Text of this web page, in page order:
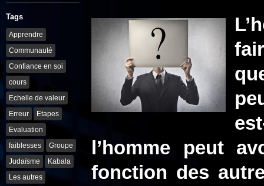
Tags
Apprendre
Communauté
Confiance en soi
cours
Echelle de valeur
Erreur
Etapes
Evaluation
faiblesses
Groupe
Judaïsme
Kabala
Les autres
l’homme peut
fonction des